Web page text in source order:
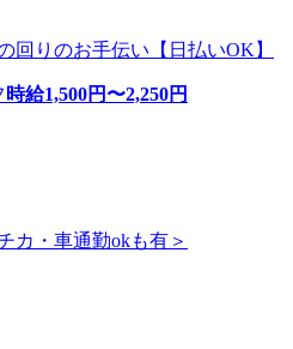
回りのお手伝い【日払いOK】
時給1,500円〜2,250円
カ・車通勤okも有＞